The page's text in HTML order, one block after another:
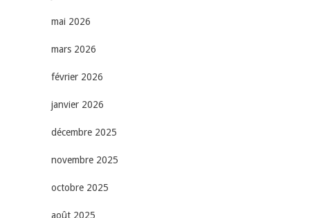
mai 2026
mars 2026
février 2026
janvier 2026
décembre 2025
novembre 2025
octobre 2025
août 2025